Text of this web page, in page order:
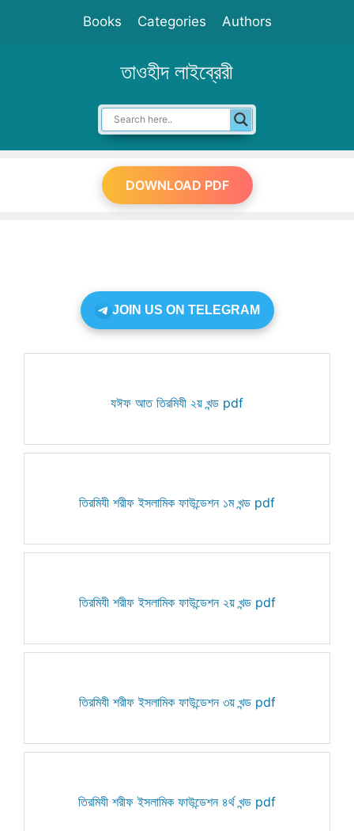
Books Categories Authors
তাওহীদ লাইব্রেরী
DOWNLOAD PDF
JOIN US ON TELEGRAM
যঈফ আত তিরমিযী ২য় খন্ড pdf
তিরমিযী শরীফ ইসলামিক ফাউন্ডেশন ১ম খন্ড pdf
তিরমিযী শরীফ ইসলামিক ফাউন্ডেশন ২য় খন্ড pdf
তিরমিযী শরীফ ইসলামিক ফাউন্ডেশন ৩য় খন্ড pdf
তিরমিযী শরীফ ইসলামিক ফাউন্ডেশন ৪র্থ খন্ড pdf